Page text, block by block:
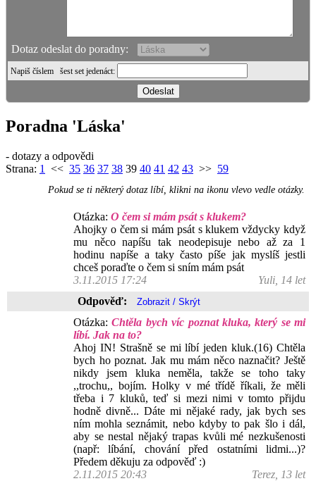
Dotaz odeslat do poradny:
Napiš číslem šest set jedenáct:
Poradna 'Láska'
- dotazy a odpovědi
Strana: 1 << 35 36 37 38 39 40 41 42 43 >> 59
Pokud se ti některý dotaz líbí, klikni na ikonu vlevo vedle otázky.
Otázka: O čem si mám psát s klukem?
Ahojky o čem si mám psát s klukem vždycky když
mu něco napíšu tak neodepisuje nebo až za 1
hodinu napíše a taky často píše jak myslíš jestli
chceš poraďte o čem si sním mám psát
3.11.2015 17:24
Yuli, 14 let
Odpověď:
Otázka:Chtěla bych víc poznat kluka, který se mi
líbí. Jak na to?
Ahoj IN! Strašně se mi líbí jeden kluk.(16) Chtěla
bych ho poznat. Jak mu mám něco naznačit? Ještě
nikdy jsem kluka neměla, takže se toho taky
,,trochu,, bojím. Holky v mé třídě říkali, že měli
třeba i 7 kluků, teď si mezi nimi v tomto přijdu
hodně divně... Dáte mi nějaké rady, jak bych ses
ním mohla seznámit, nebo kdyby to pak šlo i dál,
aby se nestal nějaký trapas kvůli mé nezkušenosti
(např: líbání, chování před ostatními lidmi...)?
Předem děkuju za odpověď :)
2.11.2015 20:43
Terez, 13 let